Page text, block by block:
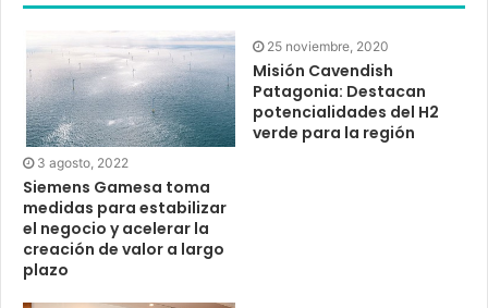
3 agosto, 2022
Siemens Gamesa toma
medidas para estabilizar
el negocio y acelerar la
creación de valor a largo
plazo
25 noviembre, 2020
Misión Cavendish
Patagonia: Destacan
potencialidades del H2
verde para la región